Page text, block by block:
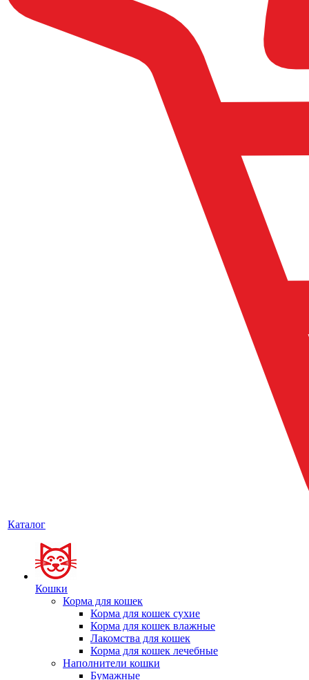
Каталог
Кошки
Корма для кошек
Корма для кошек сухие
Корма для кошек влажные
Лакомства для кошек
Корма для кошек лечебные
Наполнители кошки
Бумажные